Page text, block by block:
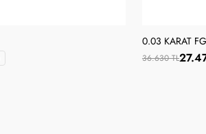
0.03 KARAT
36.630 TL